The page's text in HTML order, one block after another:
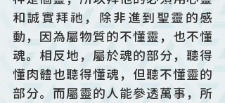
和誠實拜祂，除非進到聖靈的感
動，因為屬物質的不懂靈，也不懂
魂。相反地，屬於魂的部分，聽得
懂肉體也聽得懂魂，但聽不懂靈的
部分。而屬靈的人能參透萬事，所